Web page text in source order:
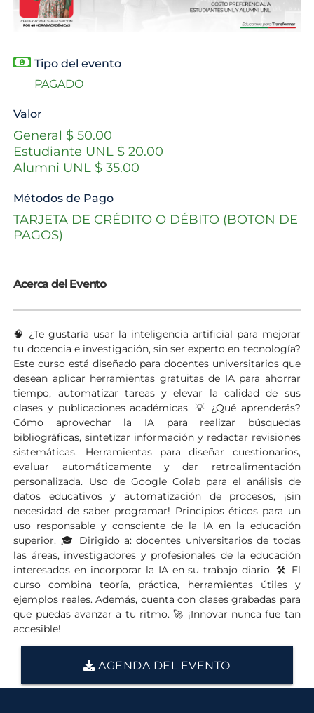
Tipo del evento
PAGADO
Valor
General $ 50.00
Estudiante UNL $ 20.00
Alumni UNL $ 35.00
Métodos de Pago
TARJETA DE CRÉDITO O DÉBITO (BOTON DE
PAGOS)
Acerca del Evento
🧠 ¿Te gustaría usar la inteligencia artificial para mejorar
tu docencia e investigación, sin ser experto en tecnología?
Este curso está diseñado para docentes universitarios que
desean aplicar herramientas gratuitas de IA para ahorrar
tiempo, automatizar tareas y elevar la calidad de sus
clases y publicaciones académicas. 💡 ¿Qué aprenderás?
Cómo aprovechar la IA para realizar búsquedas
bibliográficas, sintetizar información y redactar revisiones
sistemáticas. Herramientas para diseñar cuestionarios,
evaluar automáticamente y dar retroalimentación
personalizada. Uso de Google Colab para el análisis de
datos educativos y automatización de procesos, ¡sin
necesidad de saber programar! Principios éticos para un
uso responsable y consciente de la IA en la educación
superior. 🎓 Dirigido a: docentes universitarios de todas
las áreas, investigadores y profesionales de la educación
interesados en incorporar la IA en su trabajo diario. 🛠️ El
curso combina teoría, práctica, herramientas útiles y
ejemplos reales. Además, cuenta con clases grabadas para
que puedas avanzar a tu ritmo. 🚀 ¡Innovar nunca fue tan
accesible!
AGENDA DEL EVENTO